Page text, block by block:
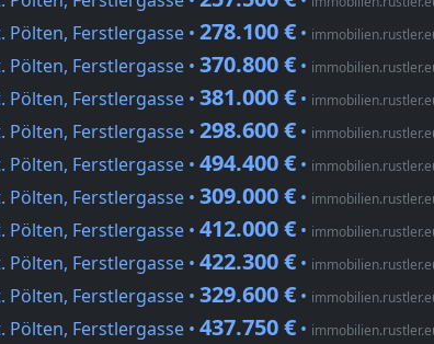
Pölten, Ferstlergasse • 278.100 € •
Pölten, Ferstlergasse • 370.800 € •
Pölten, Ferstlergasse • 381.000 € •
Pölten, Ferstlergasse • 298.600 € •
Pölten, Ferstlergasse • 494.400 € •
Pölten, Ferstlergasse • 309.000 € •
Pölten, Ferstlergasse • 412.000 € •
Pölten, Ferstlergasse • 422.300 € •
Pölten, Ferstlergasse • 329.600 € •
Pölten, Ferstlergasse • 437.750 € •